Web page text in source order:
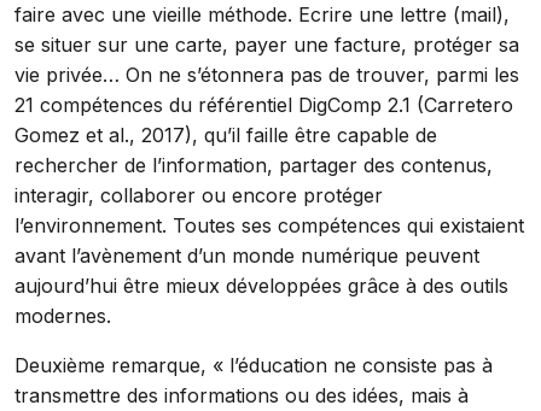
faire avec une vieille méthode. Ecrire une lettre (mail),
se situer sur une carte, payer une facture, protéger sa
vie privée… On ne s’étonnera pas de trouver, parmi les
21 compétences du référentiel DigComp 2.1 (Carretero
Gomez et al., 2017), qu’il faille être capable de
rechercher de l’information, partager des contenus,
interagir, collaborer ou encore protéger
l’environnement. Toutes ses compétences qui existaient
avant l’avènement d’un monde numérique peuvent
aujourd’hui être mieux développées grâce à des outils
modernes.
Deuxième remarque, « l’éducation ne consiste pas à
transmettre des informations ou des idées, mais à